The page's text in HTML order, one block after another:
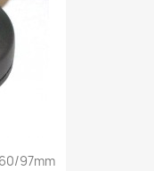
97mm